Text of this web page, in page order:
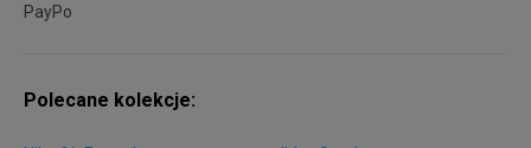
PayPo
Polecane kolekcje: